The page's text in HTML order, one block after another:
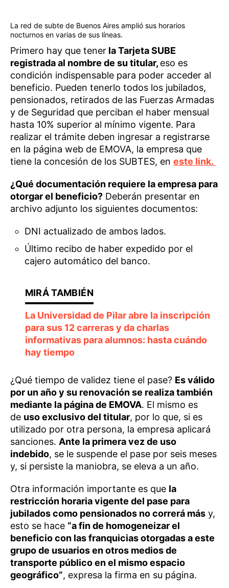
La red de subte de Buenos Aires amplió sus horarios
nocturnos en varias de sus líneas.
Primero hay que tener la Tarjeta SUBE
registrada al nombre de su titular, eso es
condición indispensable para poder acceder al
beneficio. Pueden tenerlo todos los jubilados,
pensionados, retirados de las Fuerzas Armadas
y de Seguridad que perciban el haber mensual
hasta 10% superior al mínimo vigente. Para
realizar el trámite deben ingresar a registrarse
en la página web de EMOVA, la empresa que
tiene la concesión de los SUBTES, en este link.
¿Qué documentación requiere la empresa para
otorgar el beneficio? Deberán presentar en
archivo adjunto los siguientes documentos:
DNI actualizado de ambos lados.
Último recibo de haber expedido por el
cajero automático del banco.
La Universidad de Pilar abre la inscripción
para sus 12 carreras y da charlas
informativas para alumnos: hasta cuándo
hay tiempo
¿Qué tiempo de validez tiene el pase? Es válido
por un año y su renovación se realiza también
mediante la página de EMOVA. El mismo es
de uso exclusivo del titular, por lo que, si es
utilizado por otra persona, la empresa aplicará
sanciones. Ante la primera vez de uso
indebido, se le suspende el pase por seis meses
y, si persiste la maniobra, se eleva a un año.
Otra información importante es que la
restricción horaria vigente del pase para
jubilados como pensionados no correrá más y,
esto se hace “a fin de homogeneizar el
beneficio con las franquicias otorgadas a este
grupo de usuarios en otros medios de
transporte público en el mismo espacio
geográfico”, expresa la firma en su página.